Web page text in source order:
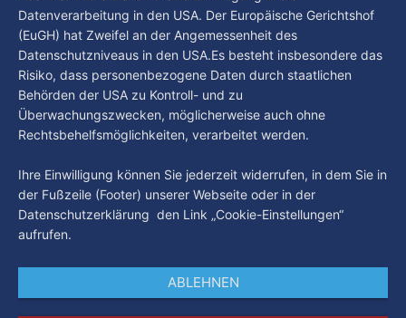
Datenverarbeitung in den USA. Der Europäische Gerichtshof
(EuGH) hat Zweifel an der Angemessenheit des
Datenschutzniveaus in den USA.Es besteht insbesondere das
Risiko, dass personenbezogene Daten durch staatlichen
Behörden der USA zu Kontroll- und zu
Überwachungszwecken, möglicherweise auch ohne
Rechtsbehelfsmöglichkeiten, verarbeitet werden.
Ihre Einwilligung können Sie jederzeit widerrufen, in dem Sie in
der Fußzeile (Footer) unserer Webseite oder in der
Datenschutzerklärung den Link „Cookie-Einstellungen“
aufrufen.
ABLEHNEN